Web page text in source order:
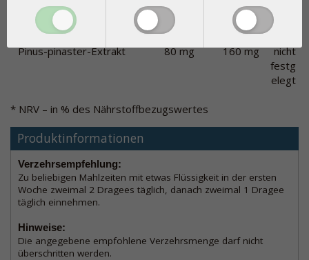
Zusammensetzung
2 Dragees
enthalten:
4 Dragees
enthalten: NRV*
Pinus-pinaster-Extrakt 80 mg 160 mg
nicht
festg
elegt
* NRV – in % des Nährstoffbezugswertes
Produktinformationen
Verzehrsempfehlung:
Zu beliebigen Mahlzeiten mit etwas Flüssigkeit in der ersten
Woche zweimal 2 Dragees täglich, danach zweimal 1 Dragee
täglich einnehmen.
Hinweise:
Die angegebene empfohlene Verzehrsmenge darf nicht
überschritten werden.